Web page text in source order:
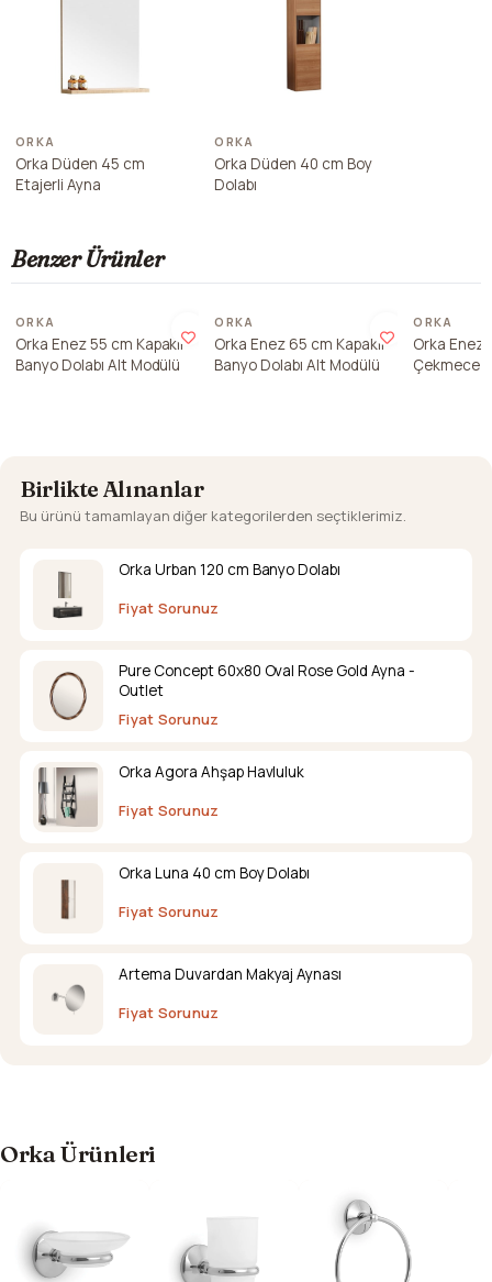
ORKA
Orka Düden 45 cm
Etajerli Ayna
ORKA
Orka Düden 40 cm Boy
Dolabı
Benzer Ürünler
ORKA
Orka Enez 55 cm Kapaklı
Banyo Dolabı Alt Modülü
ORKA
Orka Enez 65 cm Kapaklı
Banyo Dolabı Alt Modülü
ORKA
Orka Enez
Çekmece
Birlikte Alınanlar
Bu ürünü tamamlayan diğer kategorilerden seçtiklerimiz.
Orka Urban 120 cm Banyo Dolabı
Fiyat Sorunuz
Pure Concept 60x80 Oval Rose Gold Ayna -
Outlet
Fiyat Sorunuz
Orka Agora Ahşap Havluluk
Fiyat Sorunuz
Orka Luna 40 cm Boy Dolabı
Fiyat Sorunuz
Artema Duvardan Makyaj Aynası
Fiyat Sorunuz
Orka Ürünleri